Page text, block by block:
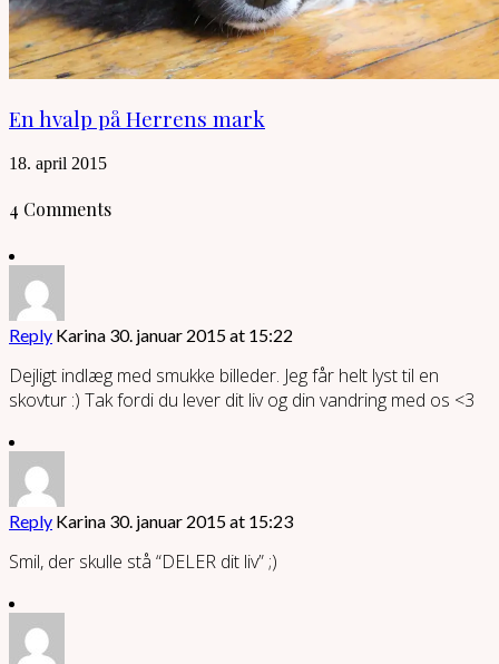
En hvalp på Herrens mark
18. april 2015
4 Comments
Reply Karina 30. januar 2015 at 15:22
Dejligt indlæg med smukke billeder. Jeg får helt lyst til en
skovtur :) Tak fordi du lever dit liv og din vandring med os <3
Reply Karina 30. januar 2015 at 15:23
Smil, der skulle stå “DELER dit liv” ;)